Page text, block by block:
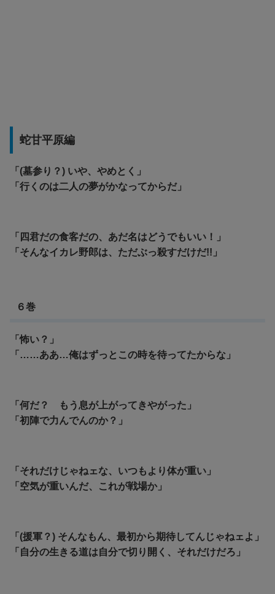
蛇甘平原編
「(墓参り？) いや、やめとく」
「行くのは二人の夢がかなってからだ」
「四君だの食客だの、あだ名はどうでもいい！」
「そんなイカレ野郎は、ただぶっ殺すだけだ!!」
６巻
「怖い？」
「……ああ…俺はずっとこの時を待ってたからな」
「何だ？ もう息が上がってきやがった」
「初陣で力んでんのか？」
「それだけじゃねェな、いつもより体が重い」
「空気が重いんだ、これが戦場か」
「(援軍？) そんなもん、最初から期待してんじゃねェよ」
「自分の生きる道は自分で切り開く、それだけだろ」